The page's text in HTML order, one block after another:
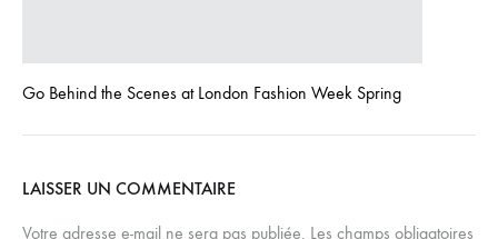
Go Behind the Scenes at London Fashion Week Spring
LAISSER UN COMMENTAIRE
Votre adresse e-mail ne sera pas publiée. Les champs obligatoires